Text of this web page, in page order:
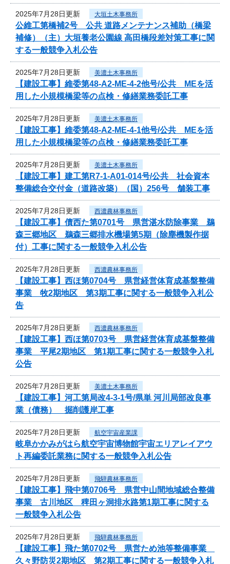
2025年7月28日更新 大垣土木事務所
公維工第橋補2号 公共 道路メンテナンス補助（橋梁
補修）（主）大垣養老公園線 高田橋段差対策工事に関
する一般競争入札公告
2025年7月28日更新 美濃土木事務所
【建設工事】維委第48-A2-ME-4-2他号/公共 MEを活
用した小規模橋梁等の点検・修繕業務委託工事
2025年7月28日更新 美濃土木事務所
【建設工事】維委第48-A2-ME-4-1他号/公共 MEを活
用した小規模橋梁等の点検・修繕業務委託工事
2025年7月28日更新 美濃土木事務所
【建設工事】建工第R7-1-A01-014号/公共 社会資本
整備総合交付金（道路改築）（国）256号 舗装工事
2025年7月28日更新 西濃農林事務所
【建設工事】債西た第0701号 県営湛水防除事業 鵜
森三郷地区 鵜森三郷排水機場第5期（除塵機製作据
付）工事に関する一般競争入札公告
2025年7月28日更新 西濃農林事務所
【建設工事】西ほ第0704号 県営経営体育成基盤整備
事業 牧2期地区 第3期工事に関する一般競争入札公
告
2025年7月28日更新 西濃農林事務所
【建設工事】西ほ第0703号 県営経営体育成基盤整備
事業 平尾2期地区 第1期工事に関する一般競争入札
公告
2025年7月28日更新 美濃土木事務所
【建設工事】河工第局改4-3-1号/県単 河川局部改良事
業（債務） 掘削護岸工事
2025年7月28日更新 航空宇宙産業課
岐阜かかみがはら航空宇宙博物館宇宙エリアレイアウ
ト再編委託業務に関する一般競争入札公告
2025年7月28日更新 飛騨農林事務所
【建設工事】飛中第0706号 県営中山間地域総合整備
事業 古川地区 稗田ヶ洞排水路第1期工事に関する
一般競争入札公告
2025年7月28日更新 飛騨農林事務所
【建設工事】飛た第0702号 県営ため池等整備事業
久々野防災2期地区 第2期工事に関する一般競争入札